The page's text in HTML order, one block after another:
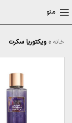
منو
خانه » ویکتوریا سکرت